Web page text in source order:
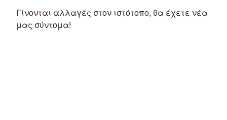
Γίνονται αλλαγές στον ιστότοπο, θα έχετε νέα
μας σύντομα!